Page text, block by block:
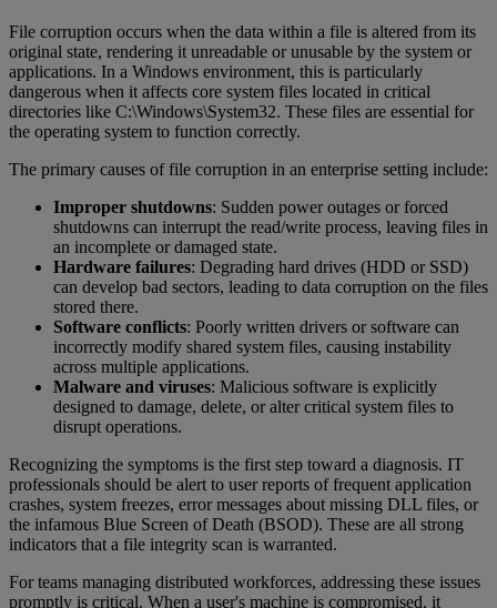
File corruption occurs when the data within a file is altered from its
original state, rendering it unreadable or unusable by the system or
applications. In a Windows environment, this is particularly
dangerous when it affects core system files located in critical
directories like C:\Windows\System32. These files are essential for
the operating system to function correctly.
The primary causes of file corruption in an enterprise setting include:
Improper shutdowns: Sudden power outages or forced
shutdowns can interrupt the read/write process, leaving files in
an incomplete or damaged state.
Hardware failures: Degrading hard drives (HDD or SSD)
can develop bad sectors, leading to data corruption on the files
stored there.
Software conflicts: Poorly written drivers or software can
incorrectly modify shared system files, causing instability
across multiple applications.
Malware and viruses: Malicious software is explicitly
designed to damage, delete, or alter critical system files to
disrupt operations.
Recognizing the symptoms is the first step toward a diagnosis. IT
professionals should be alert to user reports of frequent application
crashes, system freezes, error messages about missing DLL files, or
the infamous Blue Screen of Death (BSOD). These are all strong
indicators that a file integrity scan is warranted.
For teams managing distributed workforces, addressing these issues
promptly is critical. When a user's machine is compromised, it